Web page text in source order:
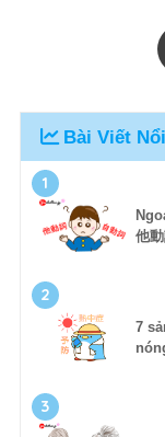
Bài Viết
1
他
2
7
3